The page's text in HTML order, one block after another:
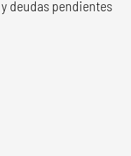
deudas pendientes